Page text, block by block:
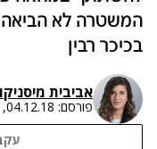
המשטרה לא
בכיכר רבין
אביבית
פורסם: 04.12.18, 09:56